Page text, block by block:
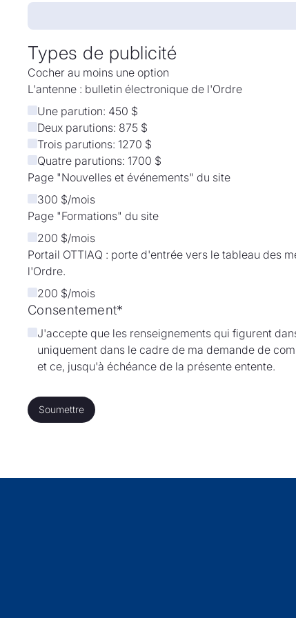
Types de publicité
Cocher au moins une option
L'antenne : bulletin électronique de l'Ordre
Une parution: 450 $
Deux parutions: 875 $
Trois parutions: 1270 $
Quatre parutions: 1700 $
Page "Nouvelles et événements" du site
300 $/mois
Page "Formations" du site
200 $/mois
Portail OTTIAQ : porte d'entrée vers le tableau des
l'Ordre.
200 $/mois
Consentement*
J'accepte que les renseignements qui figurent
uniquement dans le cadre de ma demande de
et ce, jusqu'à échéance de la présente entente.
Soumettre
Soumettre